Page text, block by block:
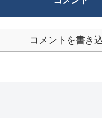
コメントを書き